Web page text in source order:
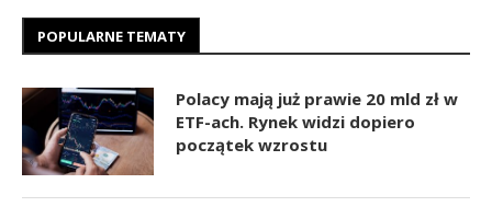
POPULARNE TEMATY
Polacy mają już prawie 20 mld zł w
ETF-ach. Rynek widzi dopiero
początek wzrostu